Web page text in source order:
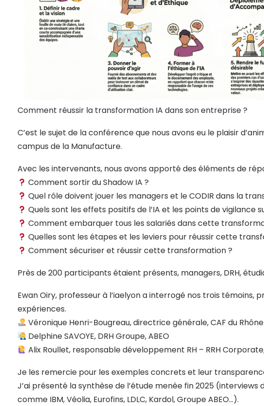
Comment réussir la transformation IA dans son entreprise ?
C’est le sujet de la conférence que nous avons eu le plaisir
campus de la Manufacture.
Avec les intervenants, nous avons apporté des éléments de
Comment sortir du Shadow IA ?
Quel rôle doivent jouer les managers et le CODIR dans la
Quels sont les effets positifs de l’IA et les points de vigilance
Comment embarquer tous les salariés dans cette
Quelles sont les étapes et les leviers pour réussir cette
Comment sécuriser et réussir cette transformation ?
Près de 200 participants étaient présents, managers, DRH,
Ewan Oiry, professeur à l’iaelyon a interrogé nos trois témoins,
expériences.
Véronique Henri-Bougreau, directrice générale, CAF du Rhône
Delphine SAVOYE, DRH Groupe, ABEO
Alix Roullet, responsable développement RH – RRH
Je les remercie pour les exemples concrets et leur
J’ai présenté la synthèse de l’étude menée fin 2025 (interviews
comme IBM, Véolia, Eurofins, LDLC, Kardol, Groupe ABEO…).